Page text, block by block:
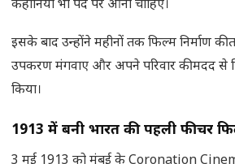
कहानियां भी पर्दे पर आनी चाहिए।
इसके बाद उन्होंने महीनों तक फिल्म निर्माण
उपकरण मंगवाए और अपने परिवार की मदद से
किया।
1913 में बनी भारत की पहली फीचर